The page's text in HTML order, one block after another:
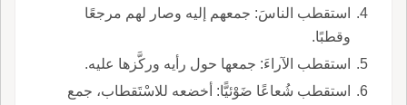
استقطب الناسَ: جمعهم إليه وصار لهم مرجعًا
وقطبًا.
استقطب الآراءَ: جمعها حول رأيه وركَّزها عليه.
استقطب شُعاعًا ضَوْئيًّا: أخضعه للاسْتَقطاب، جمع